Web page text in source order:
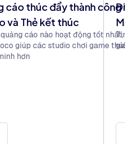
cáo thúc đẩy thành
và Thẻ kết thúc
cáo nào hoạt động tốt
giúp các studio chơi game
hơn